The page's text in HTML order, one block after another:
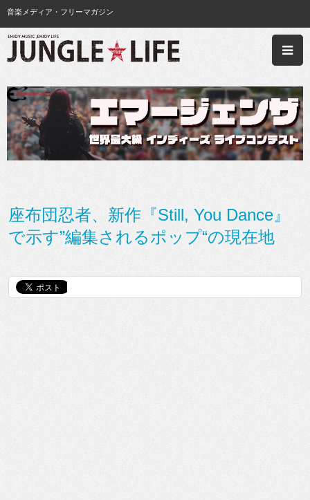
音楽メディア・フリーマガジン
座布団忍者、新作『Still, You Dance』
で示す”編集されるポップ“の現在地